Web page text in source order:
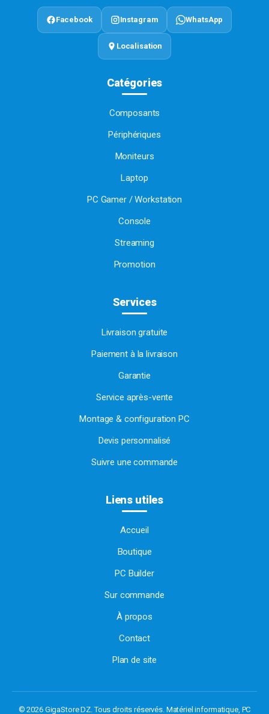
Facebook Instagram WhatsApp
Localisation
Catégories
Composants
Périphériques
Moniteurs
Laptop
PC Gamer / Workstation
Console
Streaming
Promotion
Services
Livraison gratuite
Paiement à la livraison
Garantie
Service après-vente
Montage & configuration PC
Devis personnalisé
Suivre une commande
Liens utiles
Accueil
Boutique
PC Builder
Sur commande
À propos
Contact
Plan de site
© 2026 GigaStore DZ. Tous droits réservés. Matériel informatique, PC